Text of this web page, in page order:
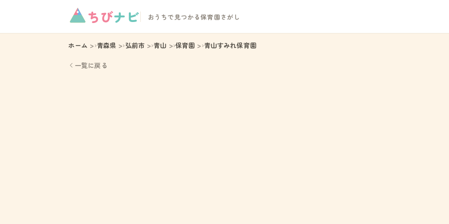
ちびナビ おうちで見つかる保育園さがし
ホーム 青森県 弘前市 青山 保育園 青山すみれ保育園
一覧に戻る